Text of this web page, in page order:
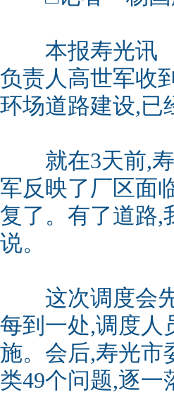
本报寿光讯
负责人高世军收
环场道路建设,已
就在3天前,寿
军反映了厂区面
复了。有了道路,
说。
这次调度会先
每到一处,调度人
施。会后,寿光市
类49个问题,逐一